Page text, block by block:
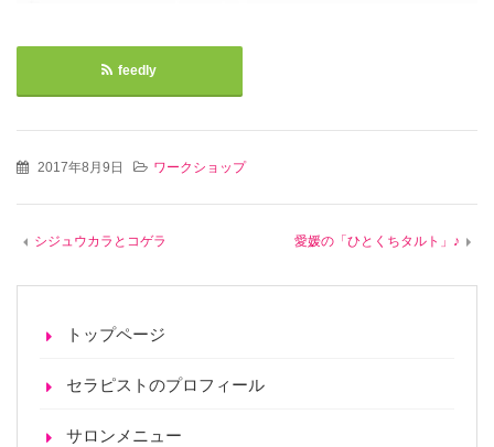
feedly
2017年8月9日 ワークショップ
シジュウカラとコゲラ 愛媛の「ひとくちタルト」♪
トップページ
セラピストのプロフィール
サロンメニュー